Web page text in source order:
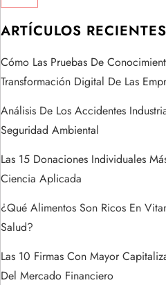
ó
n
d
e
e
n
t
r
ARTÍCULOS RECIENTES
Cómo Las Pruebas De
Transformación Digital De Las
Análisis De Los Accidentes
Seguridad Ambiental
Las 15 Donaciones Individuales
Ciencia Aplicada
¿Qué Alimentos Son Ricos En
Salud?
Las 10 Firmas Con Mayor
Del Mercado Financiero